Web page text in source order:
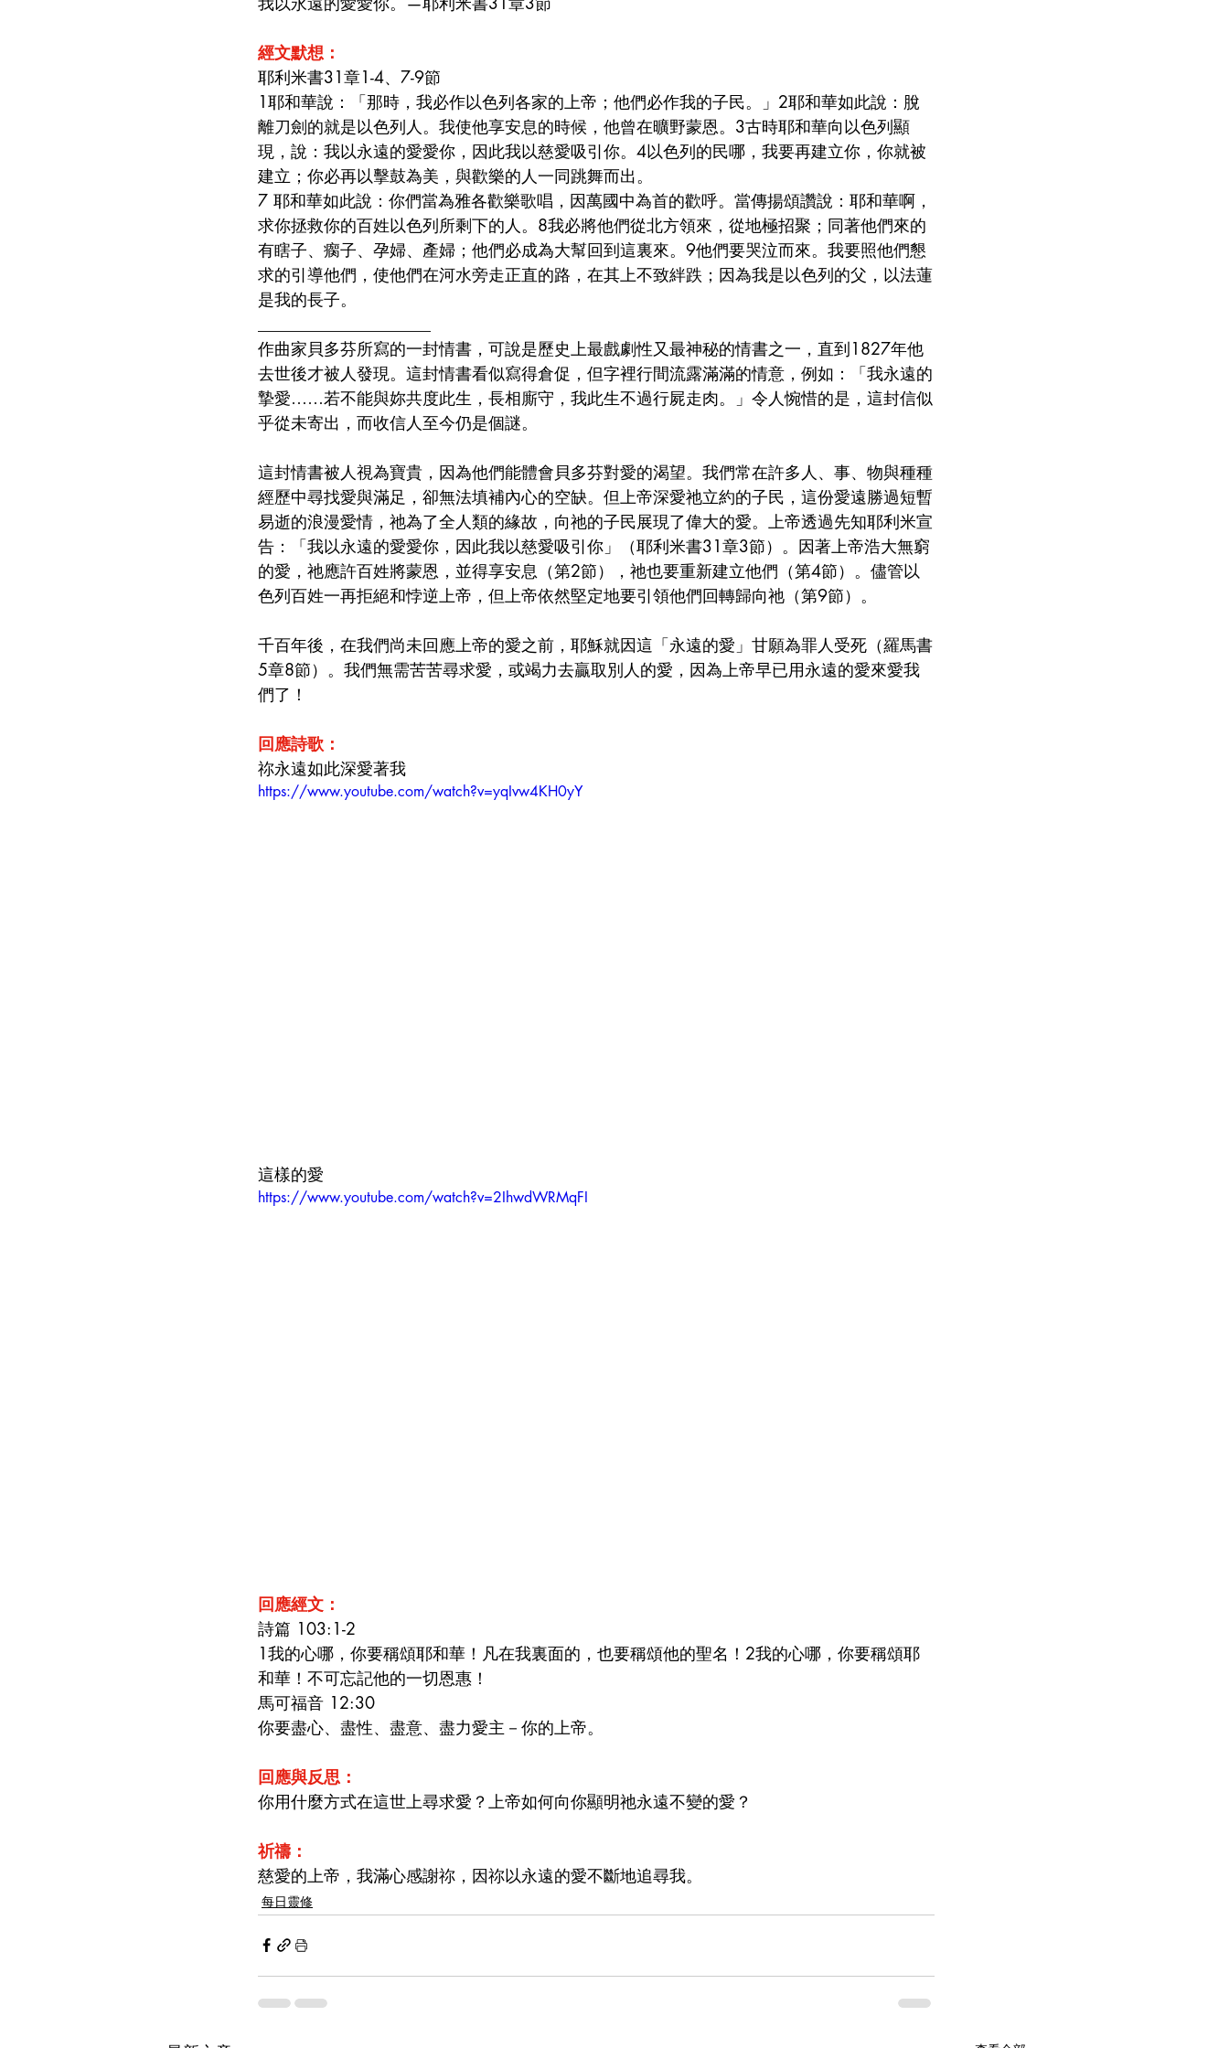
經文默想：
耶利米書31章1-4、7-9節
1耶和華說：「那時，我必作以色列各家的上帝；他們必作我的子民。」2耶和華如此說：脫
離刀劍的就是以色列人。我使他享安息的時候，他曾在曠野蒙恩。3古時耶和華向以色列顯
現，說：我以永遠的愛愛你，因此我以慈愛吸引你。4以色列的民哪，我要再建立你，你就被
建立；你必再以擊鼓為美，與歡樂的人一同跳舞而出。
7 耶和華如此說：你們當為雅各歡樂歌唱，因萬國中為首的歡呼。當傳揚頌讚說：耶和華啊，
求你拯救你的百姓以色列所剩下的人。8我必將他們從北方領來，從地極招聚；同著他們來的
有瞎子、瘸子、孕婦、產婦；他們必成為大幫回到這裏來。9他們要哭泣而來。我要照他們懇
求的引導他們，使他們在河水旁走正直的路，在其上不致絆跌；因為我是以色列的父，以法蓮
是我的長子。
作曲家貝多芬所寫的一封情書，可說是歷史上最戲劇性又最神秘的情書之一，直到1827年他
去世後才被人發現。這封情書看似寫得倉促，但字裡行間流露滿滿的情意，例如：「我永遠的
摯愛……若不能與妳共度此生，長相廝守，我此生不過行屍走肉。」令人惋惜的是，這封信似
乎從未寄出，而收信人至今仍是個謎。
這封情書被人視為寶貴，因為他們能體會貝多芬對愛的渴望。我們常在許多人、事、物與種種
經歷中尋找愛與滿足，卻無法填補內心的空缺。但上帝深愛祂立約的子民，這份愛遠勝過短暫
易逝的浪漫愛情，祂為了全人類的緣故，向祂的子民展現了偉大的愛。上帝透過先知耶利米宣
告：「我以永遠的愛愛你，因此我以慈愛吸引你」（耶利米書31章3節）。因著上帝浩大無窮
的愛，祂應許百姓將蒙恩，並得享安息（第2節），祂也要重新建立他們（第4節）。儘管以
色列百姓一再拒絕和悖逆上帝，但上帝依然堅定地要引領他們回轉歸向祂（第9節）。
千百年後，在我們尚未回應上帝的愛之前，耶穌就因這「永遠的愛」甘願為罪人受死（羅馬書
5章8節）。我們無需苦苦尋求愛，或竭力去贏取別人的愛，因為上帝早已用永遠的愛來愛我
們了！
回應詩歌：
祢永遠如此深愛著我
https://www.youtube.com/watch?v=yqIvw4KH0yY
這樣的愛
https://www.youtube.com/watch?v=2IhwdWRMqFI
回應經文：
詩篇 103:1-2
1我的心哪，你要稱頌耶和華！凡在我裏面的，也要稱頌他的聖名！2我的心哪，你要稱頌耶
和華！不可忘記他的一切恩惠！
馬可福音 12:30
你要盡心、盡性、盡意、盡力愛主－你的上帝。
回應與反思：
你用什麼方式在這世上尋求愛？上帝如何向你顯明祂永遠不變的愛？
祈禱：
慈愛的上帝，我滿心感謝祢，因祢以永遠的愛不斷地追尋我。
每日靈修